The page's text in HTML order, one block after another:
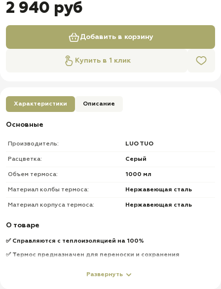
2 940 руб
Добавить в корзину
Купить в 1 клик
Характеристики Описание
Основные
Производитель: LUO TUO
Расцветка: Серый
Объем термоса: 1000 мл
Материал колбы термоса: Нержавеющая сталь
Материал корпуса термоса: Нержавеющая сталь
О товаре
✅ Cправляются с теплоизоляцией на 100%
✅ Термос предназначен для переноски и сохранения
✅ Термос выполнен из высококачественной нержавеющей
Развернуть